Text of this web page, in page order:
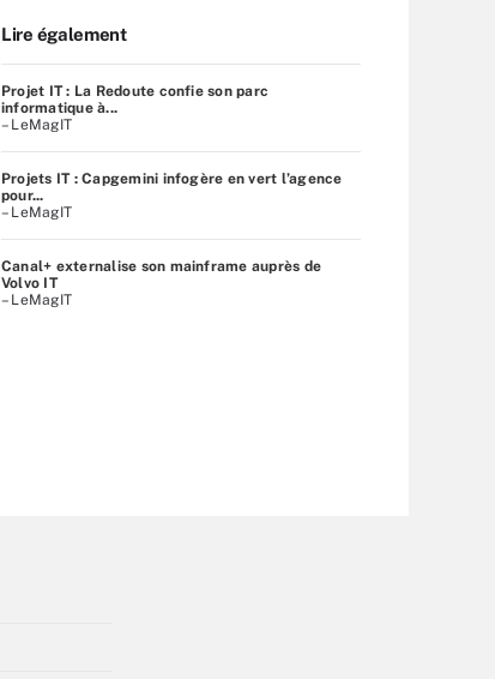
Lire également
Projet IT : La Redoute confie son parc
informatique à...
– LeMagIT
Projets IT : Capgemini infogère en vert l’agence
pour...
– LeMagIT
Canal+ externalise son mainframe auprès de
Volvo IT
– LeMagIT